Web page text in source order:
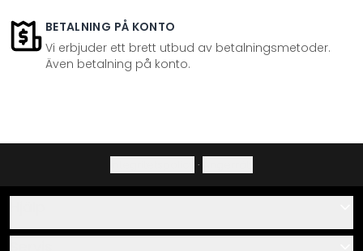
BETALNING PÅ KONTO
Vi erbjuder ett brett utbud av betalningsmetoder.
Även betalning på konto.
·